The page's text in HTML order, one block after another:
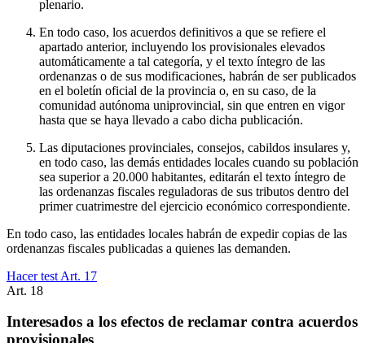
plenario.
En todo caso, los acuerdos definitivos a que se refiere el
apartado anterior, incluyendo los provisionales elevados
automáticamente a tal categoría, y el texto íntegro de las
ordenanzas o de sus modificaciones, habrán de ser publicados
en el boletín oficial de la provincia o, en su caso, de la
comunidad autónoma uniprovincial, sin que entren en vigor
hasta que se haya llevado a cabo dicha publicación.
Las diputaciones provinciales, consejos, cabildos insulares y,
en todo caso, las demás entidades locales cuando su población
sea superior a 20.000 habitantes, editarán el texto íntegro de
las ordenanzas fiscales reguladoras de sus tributos dentro del
primer cuatrimestre del ejercicio económico correspondiente.
En todo caso, las entidades locales habrán de expedir copias de las
ordenanzas fiscales publicadas a quienes las demanden.
Hacer test Art. 17
Art. 18
Interesados a los efectos de reclamar contra acuerdos